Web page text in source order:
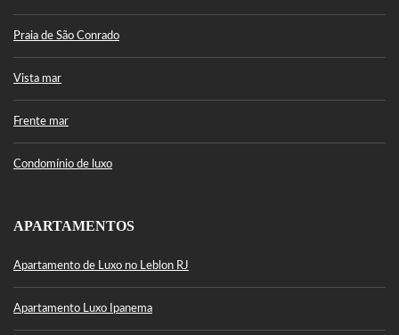
Praia de São Conrado
Vista mar
Frente mar
Condomínio de luxo
APARTAMENTOS
Apartamento de Luxo no Leblon RJ
Apartamento Luxo Ipanema